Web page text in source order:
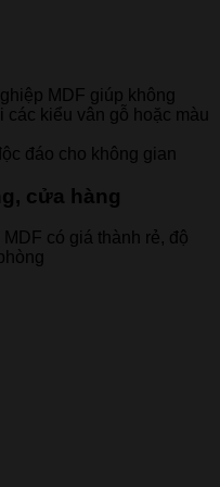
MDF giúp không
kiểu vân gỗ hoặc màu
đáo cho không gian
cửa hàng
có giá thành rẻ, độ